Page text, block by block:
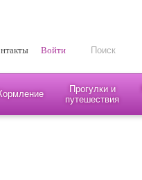
Войти
Прогулки и
путешествия